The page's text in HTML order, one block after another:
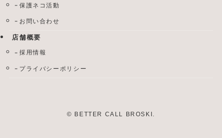
保護ネコ活動
お問い合わせ
店舗概要
採用情報
プライバシーポリシー
© BETTER CALL BROSKI.